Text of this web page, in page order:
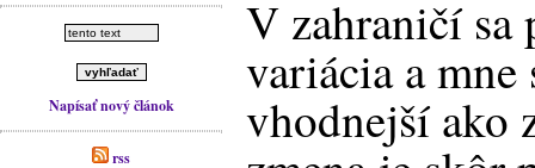
Napísať nový článok
rss
V zahraničí sa
variácia a
vhodnejší ako